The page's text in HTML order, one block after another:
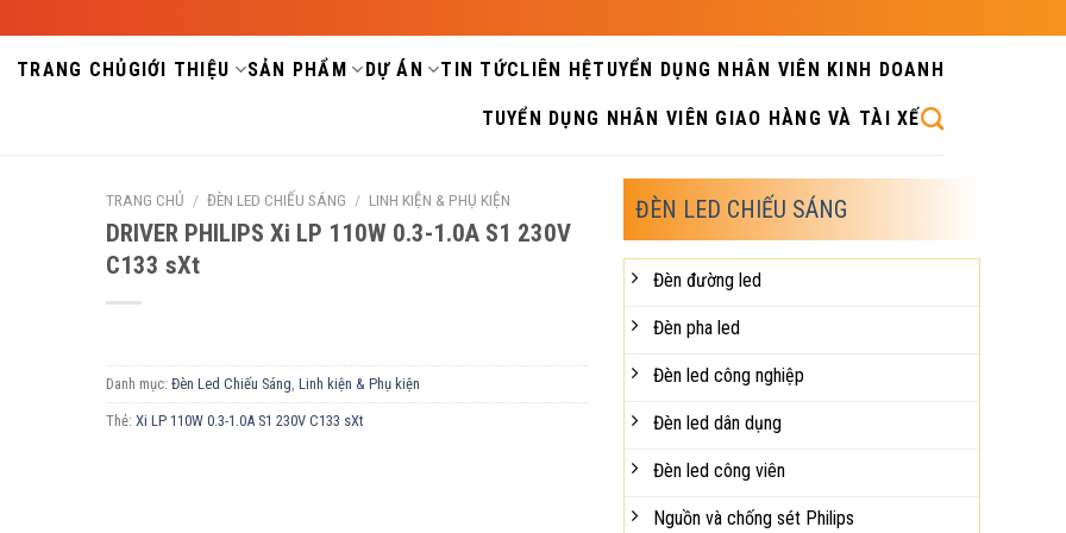
TRANG CHỦGIỚI THIỆU SẢN PHẨM DỰ ÁN TIN TỨCLIÊN HỆTUYỂN DỤNG NHÂN VIÊN KINH DOANH
TUYỂN DỤNG NHÂN VIÊN GIAO HÀNG VÀ TÀI XẾ
ĐÈN LED CHIẾU SÁNG
Đèn đường led
Đèn pha led
Đèn led công nghiệp
Đèn led dân dụng
Đèn led công viên
Nguồn và chống sét Philips
TRANG CHỦ / ĐÈN LED CHIẾU SÁNG / LINH KIỆN & PHỤ KIỆN
DRIVER PHILIPS Xi LP 110W 0.3-1.0A S1 230V
C133 sXt
Danh mục: Đèn Led Chiếu Sáng Linh kiện & Phụ kiện
Thẻ: Xi LP 110W 0.3-1.0A S1 230V C133 sXt